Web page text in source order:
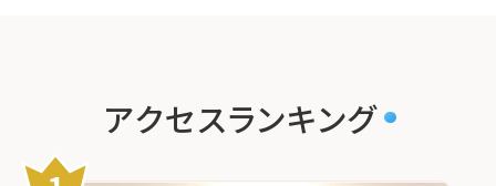
アクセスランキング